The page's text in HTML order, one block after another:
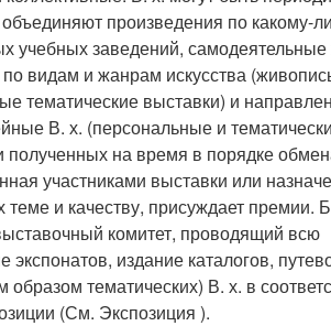
произведения по какому-
учебных заведений, самодеятельные
видам и жанрам искусства
тематические выставки) и
В. х. (персональные и
на время в порядке
участниками выставки или
и качеству, присуждает премии.
комитет, проводящий всю
издание каталогов,
тематических) В. х. в
(См. Экспозиция ).